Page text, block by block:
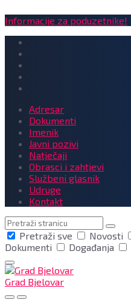
Informacije za poduzetnike!
Adresar
Dokumenti
Imenik
Javni pozivi
Natječaji
Obrasci i zahtjevi
Službeni glasnik
Udruge
Kontakt
Pretraga
Pretraži sve
Novosti
Dokumenti
Događanja
Grad Bjelovar